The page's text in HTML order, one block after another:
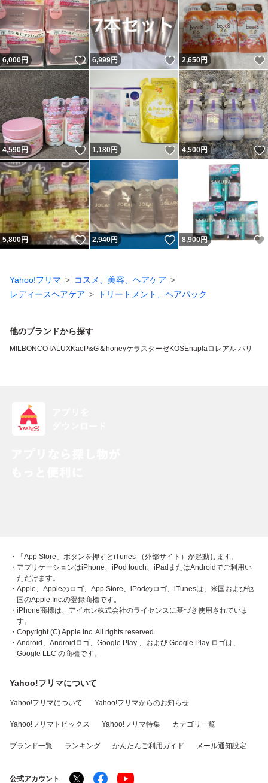
6,000円 いいね！
6,999円 いいね！
2,650円
4,590円 いいね！
1,180円 いいね！
4,500円
5,800円 いいね！
2,940円 いいね！
8,900円
Yahoo!フリマ
コスメ、美容、ヘアケア
レディースヘアケア
トリートメント、ヘアパック
他のブランドから探す
MILBONCOTALUXKaoP&G＆honeyケラスターゼKOSEnaplaロレアル パリ
・「App Store」ボタンを押すとiTunes （外部サイト）が起動します。
・アプリケーションはiPhone、iPod touch、iPadまたはAndroidでご利用い
ただけます。
・Apple、Appleのロゴ、App Store、iPodのロゴ、iTunesは、米国および他
国のApple Inc.の登録商標です。
・iPhone商標は、アイホン株式会社のライセンスに基づき使用されていま
す。
・Copyright (C) Apple Inc. All rights reserved.
・Android、Androidロゴ、Google Play 、および Google Play ロゴは、
Google LLC の商標です。
Yahoo!フリマについて
Yahoo!フリマについて Yahoo!フリマからのお知らせ
Yahoo!フリマトピックス Yahoo!フリマ特集 カテゴリ一覧
ブランド一覧 ランキング かんたんご利用ガイド メール通知設定
公式アカウント